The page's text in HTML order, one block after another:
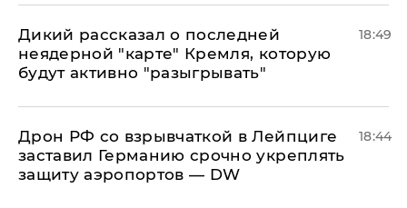
Дикий рассказал о последней
неядерной "карте" Кремля, которую
будут активно "разыгрывать"
18:49
​Дрон РФ со взрывчаткой в Лейпциге
заставил Германию срочно укреплять
защиту аэропортов — DW
18:44